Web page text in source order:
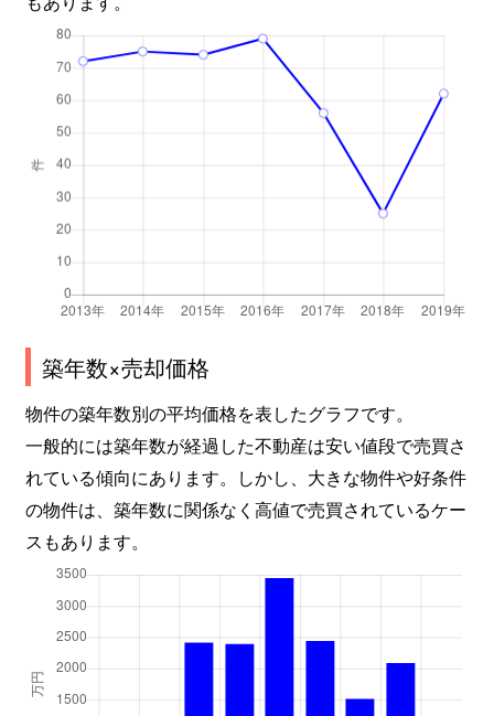
築年数×売却価格
物件の築年数別の平均価格を表したグラフです。
一般的には築年数が経過した不動産は安い値段で売買さ
れている傾向にあります。しかし、大きな物件や好条件
の物件は、築年数に関係なく高値で売買されているケー
スもあります。